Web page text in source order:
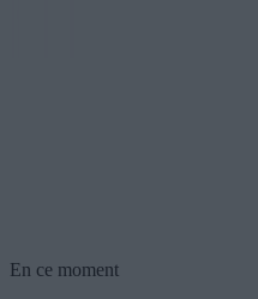
En ce moment